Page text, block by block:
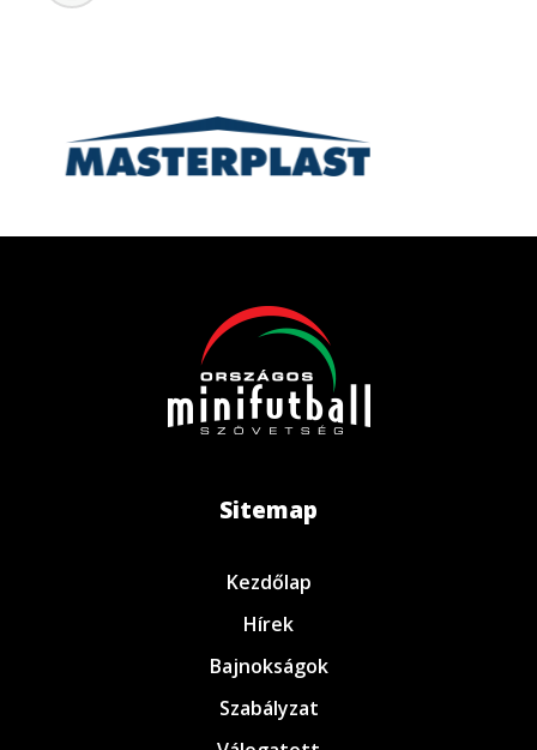
Sitemap
Kezdőlap
Hírek
Bajnokságok
Szabályzat